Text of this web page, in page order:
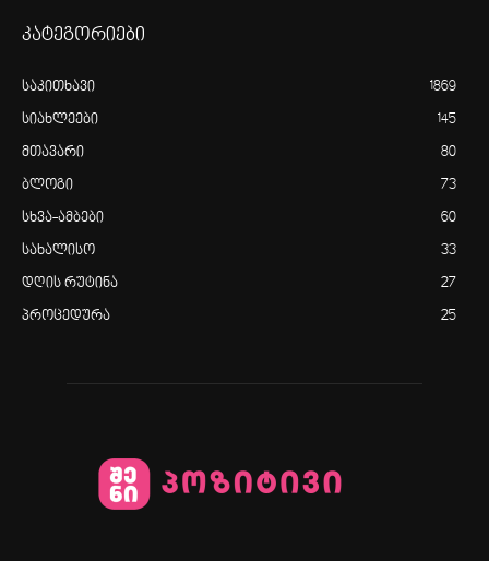
კატეგორიები
საკითხავი 1869
სიახლეები 145
მთავარი 80
ბლოგი 73
სხვა-ამბები 60
სახალისო 33
დღის რუტინა 27
პროცედურა 25